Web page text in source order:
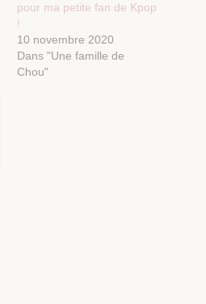
pour ma petite fan de Kpop
!
10 novembre 2020
Dans "Une famille de
Chou"